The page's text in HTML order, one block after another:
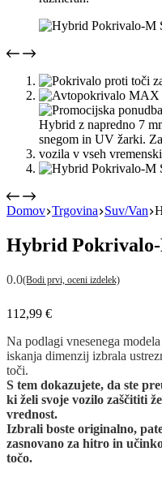
Domov Trgovina Suv/Van
Hybrid
0.0(Bodi prvi, oceni izdelek)
112,99 €
Na podlagi vnesenega
iskanja dimenzij izbrala
toči.
S tem dokazujete, da ste
ki želi svoje vozilo zaščititi
vrednost.
Izbrali boste originalno,
zasnovano za hitro in
točo.